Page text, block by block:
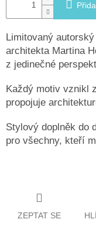
Limitovaný
architekta Martina
z jedinečné
Každý motiv vznikl
propojuje
Stylový doplněk do
pro všechny, kteří
ZEPTAT SE